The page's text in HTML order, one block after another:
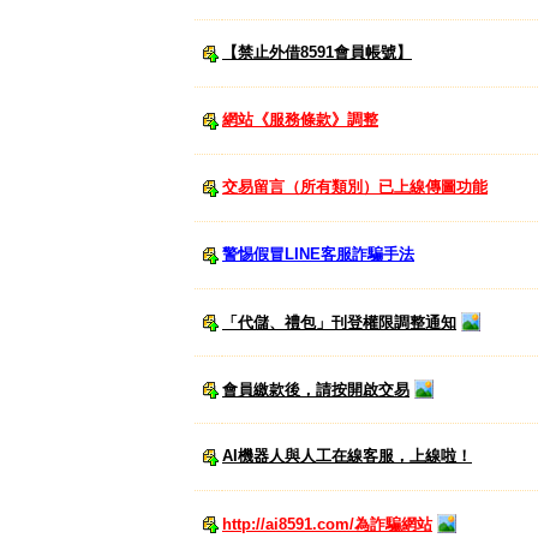
【禁止外借8591會員帳號】
網站《服務條款》調整
交易留言（所有類別）已上線傳圖功能
警惕假冒LINE客服詐騙手法
「代儲、禮包」刊登權限調整通知
會員繳款後，請按開啟交易
AI機器人與人工在線客服，上線啦！
http://ai8591.com/為詐騙網站